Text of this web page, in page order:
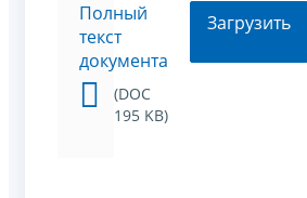
Полный
текст
документа
(DOC
195 KB)
Загрузить